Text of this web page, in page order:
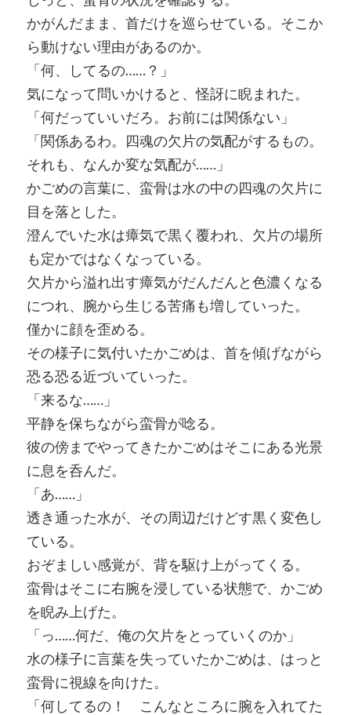
かがんだまま、首だけを巡らせている。そこか
ら動けない理由があるのか。
「何、してるの……？」
気になって問いかけると、怪訝に睨まれた。
「何だっていいだろ。お前には関係ない」
「関係あるわ。四魂の欠片の気配がするもの。
それも、なんか変な気配が……」
かごめの言葉に、蛮骨は水の中の四魂の欠片に
目を落とした。
澄んでいた水は瘴気で黒く覆われ、欠片の場所
も定かではなくなっている。
欠片から溢れ出す瘴気がだんだんと色濃くなる
につれ、腕から生じる苦痛も増していった。
僅かに顔を歪める。
その様子に気付いたかごめは、首を傾げながら
恐る恐る近づいていった。
「来るな……」
平静を保ちながら蛮骨が唸る。
彼の傍までやってきたかごめはそこにある光景
に息を呑んだ。
「あ……」
透き通った水が、その周辺だけどす黒く変色し
ている。
おぞましい感覚が、背を駆け上がってくる。
蛮骨はそこに右腕を浸している状態で、かごめ
を睨み上げた。
「っ……何だ、俺の欠片をとっていくのか」
水の様子に言葉を失っていたかごめは、はっと
蛮骨に視線を向けた。
「何してるの！ こんなところに腕を入れてた